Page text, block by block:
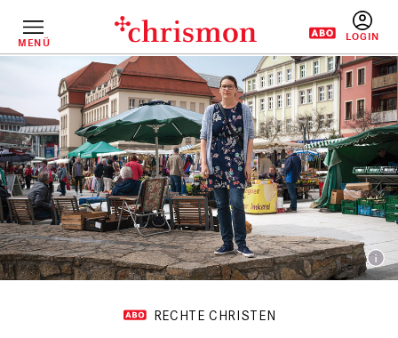
InhaltMENÜ
RECHTE CHRISTEN